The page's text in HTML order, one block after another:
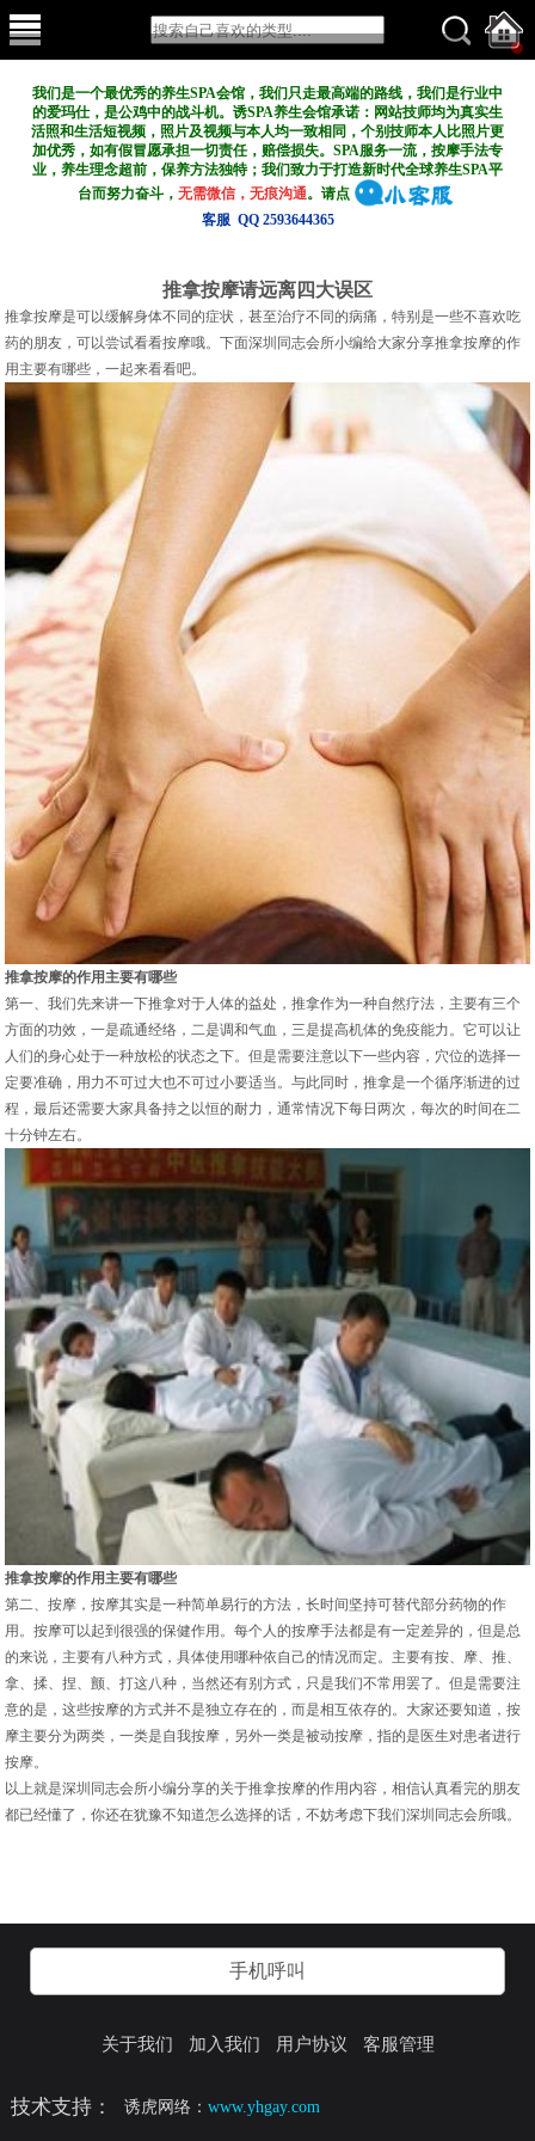
我们是一个最优秀的养生SPA会馆，我们只走最高端的路线，我们是行业中
的爱玛仕，是公鸡中的战斗机。诱SPA养生会馆承诺：网站技师均为真实生
活照和生活短视频，照片及视频与本人均一致相同，个别技师本人比照片更
加优秀，如有假冒愿承担一切责任，赔偿损失。SPA服务一流，按摩手法专
业，养生理念超前，保养方法独特；我们致力于打造新时代全球养生SPA平
台而努力奋斗，无需微信，无痕沟通。请点
客服 QQ 2593644365
推拿按摩请远离四大误区
推拿按摩是可以缓解身体不同的症状，甚至治疗不同的病痛，特别是一些不喜欢吃
药的朋友，可以尝试看看按摩哦。下面深圳同志会所小编给大家分享推拿按摩的作
用主要有哪些，一起来看看吧。
推拿按摩的作用主要有哪些
第一、我们先来讲一下推拿对于人体的益处，推拿作为一种自然疗法，主要有三个
方面的功效，一是疏通经络，二是调和气血，三是提高机体的免疫能力。它可以让
人们的身心处于一种放松的状态之下。但是需要注意以下一些内容，穴位的选择一
定要准确，用力不可过大也不可过小要适当。与此同时，推拿是一个循序渐进的过
程，最后还需要大家具备持之以恒的耐力，通常情况下每日两次，每次的时间在二
十分钟左右。
推拿按摩的作用主要有哪些
第二、按摩，按摩其实是一种简单易行的方法，长时间坚持可替代部分药物的作
用。按摩可以起到很强的保健作用。每个人的按摩手法都是有一定差异的，但是总
的来说，主要有八种方式，具体使用哪种依自己的情况而定。主要有按、摩、推、
拿、揉、捏、颤、打这八种，当然还有别方式，只是我们不常用罢了。但是需要注
意的是，这些按摩的方式并不是独立存在的，而是相互依存的。大家还要知道，按
摩主要分为两类，一类是自我按摩，另外一类是被动按摩，指的是医生对患者进行
按摩。
以上就是深圳同志会所小编分享的关于推拿按摩的作用内容，相信认真看完的朋友
都已经懂了，你还在犹豫不知道怎么选择的话，不妨考虑下我们深圳同志会所哦。
手机呼叫
关于我们 加入我们 用户协议 客服管理
技术支持： 诱虎网络：www.yhgay.com